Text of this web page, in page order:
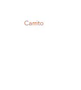
Carrito